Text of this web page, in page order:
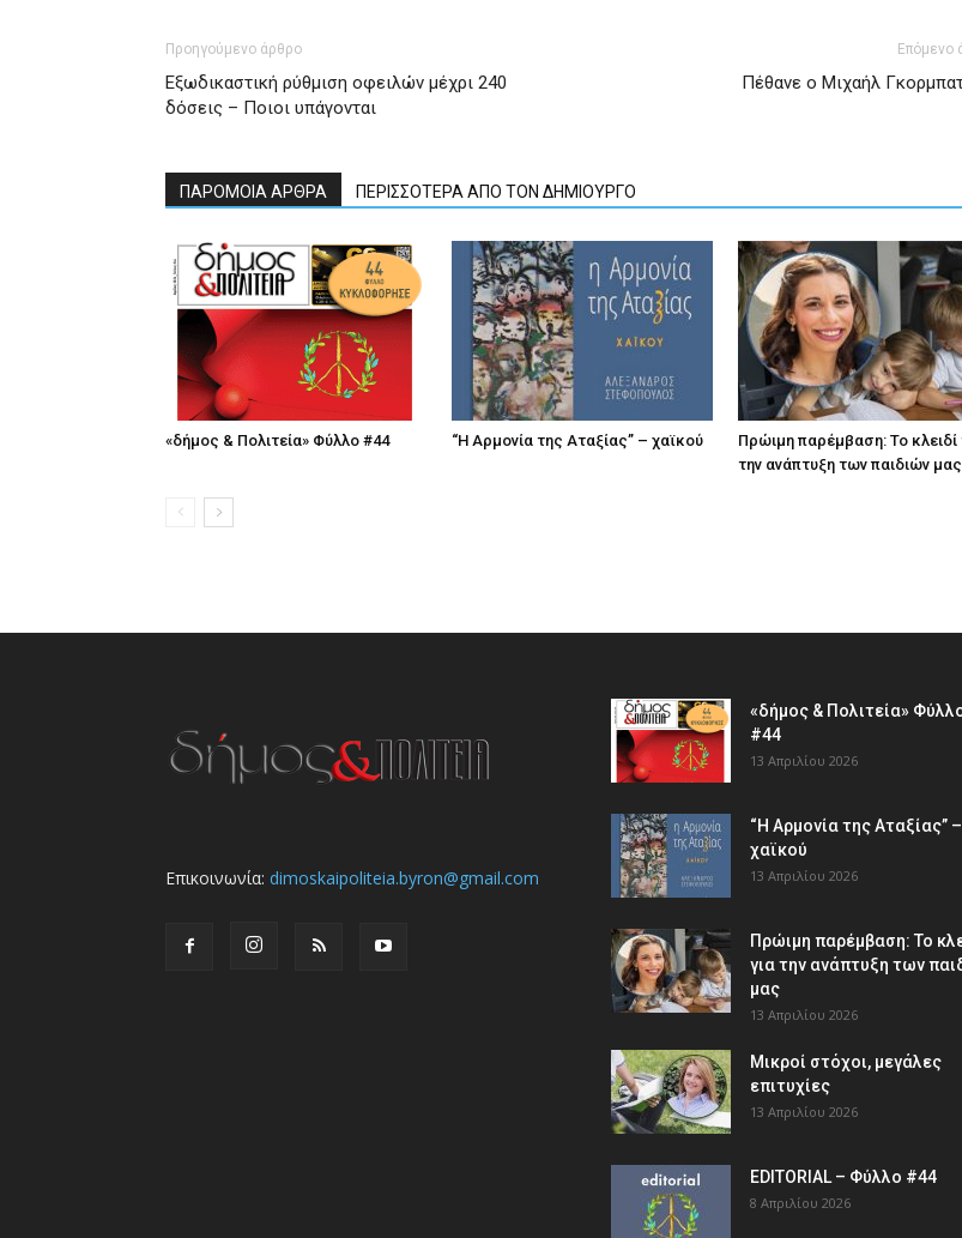
Προηγούμενο άρθρο
Εξωδικαστική ρύθμιση οφειλών μέχρι 240
δόσεις – Ποιοι υπάγονται
Επόμενο
Πέθανε ο Μιχαήλ
ΠΑΡΟΜΟΙΑ ΑΡΘΡΑ ΠΕΡΙΣΣΟΤΕΡΑ ΑΠΟ ΤΟΝ ΔΗΜΙΟΥΡΓΟ
«δήμος & Πολιτεία» Φύλλο #44 “Η Αρμονία της Αταξίας” – χαϊκού
Πρώιμη παρέμβαση: Το κλειδί
την ανάπτυξη των παιδιών µας
Επικοινωνία: dimoskaipoliteia.byron@gmail.com
«δήμος & Πολιτεία»
#44
13 Απριλίου 2026
“Η Αρμονία της Αταξίας” –
χαϊκού
13 Απριλίου 2026
Πρώιμη παρέμβαση: Το
για την ανάπτυξη των
µας
13 Απριλίου 2026
Μικροί στόχοι, μεγάλες
επιτυχίες
13 Απριλίου 2026
EDITORIAL – Φύλλο #44
8 Απριλίου 2026